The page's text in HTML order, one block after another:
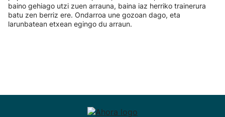
baino gehiago utzi zuen arrauna, baina iaz herriko trainerura
batu zen berriz ere. Ondarroa une gozoan dago, eta
larunbatean etxean egingo du arraun.